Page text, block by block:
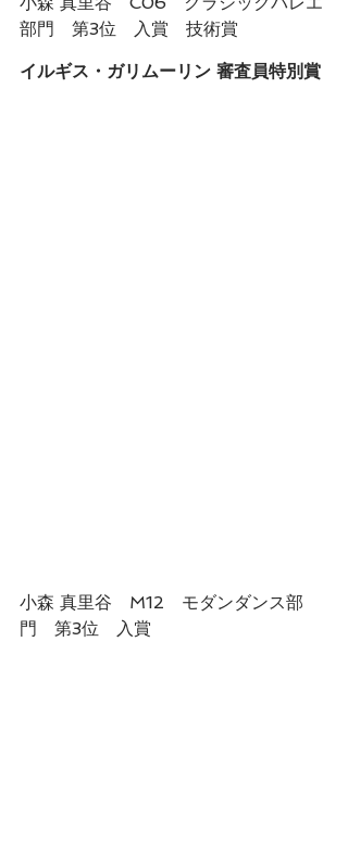
部門　第3位　入賞　技術賞
イルギス・ガリムーリン 審査員特別賞
小森 真里谷　M12　モダンダンス部
門　第3位　入賞